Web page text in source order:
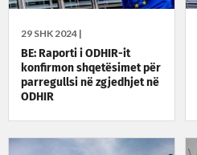
29 SHK 2024 |
BE: Raporti i ODHIR-it
konfirmon shqetësimet për
parregullsi në zgjedhjet në
ODHIR